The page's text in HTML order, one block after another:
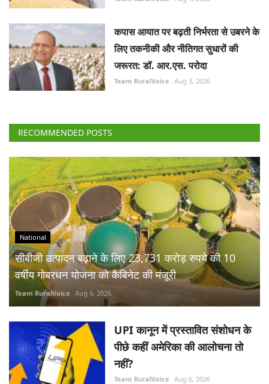
कपास आयात पर बढ़ती निर्भरता से उबरने के
लिए तकनीकी और नीतिगत सुधारों की
जरूरत: डॉ. आर.एस. परोदा
Team RuralVoice Aug 3, 2026
RECOMMENDED POSTS
National
सीबीजी उत्पादन बढ़ाने के लिए 23,731 करोड़ रुपये की 10
वर्षीय गोबरधन योजना को कैबिनेट की मंजूरी
Team RuralVoice Aug 6, 2026
UPI कानून में प्रस्तावित संशोधन के
पीछे कहीं अमेरिका की आलोचना तो
नहीं?
Team RuralVoice Aug 6, 2026